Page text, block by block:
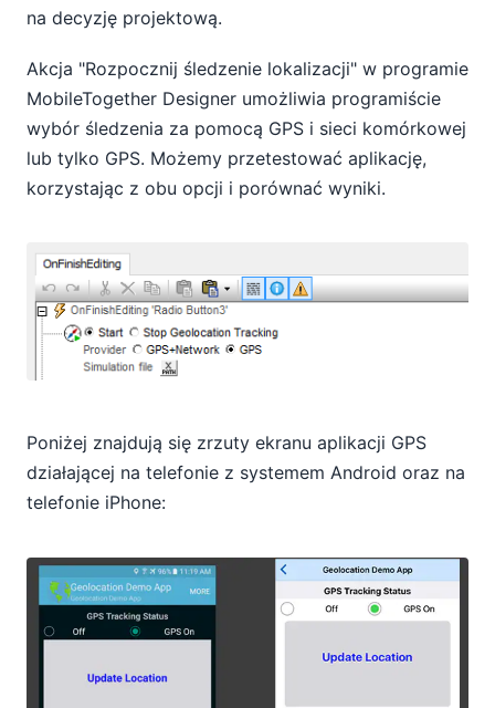
na decyzję projektową.
Akcja "Rozpocznij śledzenie lokalizacji" w programie
MobileTogether Designer umożliwia programiście
wybór śledzenia za pomocą GPS i sieci komórkowej
lub tylko GPS. Możemy przetestować aplikację,
korzystając z obu opcji i porównać wyniki.
Poniżej znajdują się zrzuty ekranu aplikacji GPS
działającej na telefonie z systemem Android oraz na
telefonie iPhone: